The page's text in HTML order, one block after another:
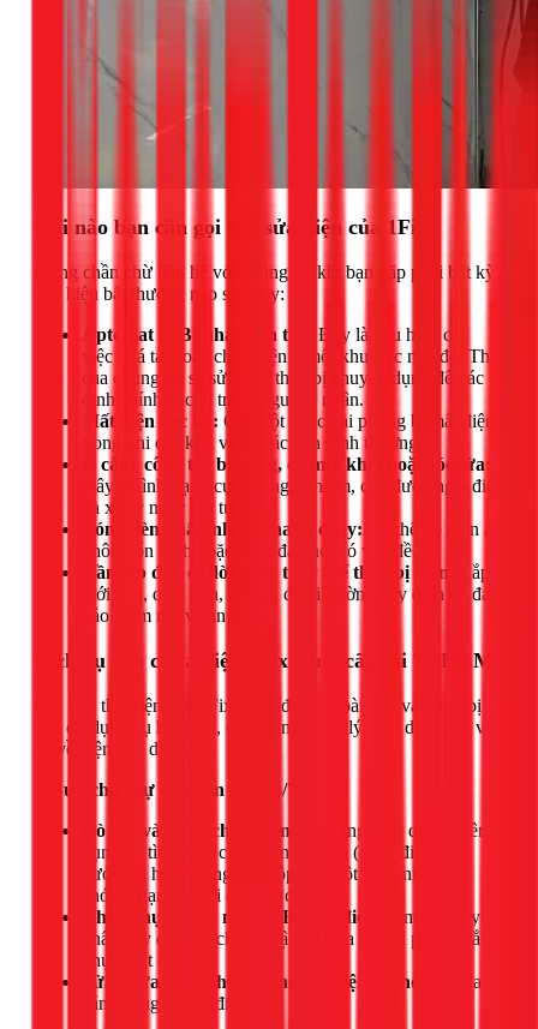
Khi nào bạn cần gọi thợ sửa điện của 1Fix?
Đừng chần chừ liên hệ với chúng tôi khi bạn gặp phải bất kỳ
dấu hiệu bất thường nào sau đây:
Aptomat (CB) nhảy liên tục:
Đây là dấu hiệu của
việc quá tải hoặc chập điện ở một khu vực nào đó. Thợ
của chúng tôi sẽ sử dụng thiết bị chuyên dụng để xác
định chính xác vị trí và nguyên nhân.
Mất điện cục bộ: Chỉ một hoặc vài phòng bị mất điện
trong khi các khu vực khác vẫn bình thường.
Ổ cắm, công tắc bị nóng, có mùi khét hoặc tóe lửa:
Đây là tình trạng cực kỳ nguy hiểm, cần được ngắt điện
và xử lý ngay lập tức.
Bóng đèn nhấp nháy, nhanh cháy: Có thể do điện áp
không ổn định hoặc cách đấu nối có vấn đề.
Cần lắp đặt, di dời hoặc thay thế thiết bị điện:
Lắp
mới đèn, quạt trần, ổ cắm, đi lại đường dây điện để đảm
bảo thẩm mỹ và an toàn.
Dịch vụ sửa chữa điện 1Fix cung cấp tại TPHCM
Đội ngũ thợ điện của 1Fix được đào tạo bài bản và trang bị
đầy đủ dụng cụ hiện đại, có khả năng xử lý toàn diện mọi vấn
đề về điện dân dụng.
1. Sửa chữa sự cố khẩn cấp 24/7:
Dò tìm và xử lý chập điện:
Sử dụng máy dò chuyên
dụng để tìm điểm chập trong tường (chập điện âm),
dưới sàn hoặc trong các hộp nối một cách nhanh
chóng, hạn chế tối đa việc đục phá.
Khắc phục sự cố nhảy CB, mất điện:
Tìm ra nguyên
nhân gây quá tải, chạm chập và đưa ra giải pháp khắc
phục triệt để.
Sửa chữa, thay thế các thiết bị điện hư hỏng:
Sửa ổ
cắm, công tắc, tủ điện...